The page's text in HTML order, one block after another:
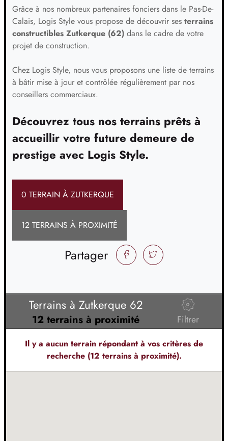
Grâce à nos nombreux partenaires fonciers dans le Pas-De-
Calais, Logis Style vous propose de découvrir ses terrains
constructibles Zutkerque (62) dans le cadre de votre
projet de construction.
Chez Logis Style, nous vous proposons une liste de terrains
à bâtir mise à jour et contrôlée régulièrement par nos
conseillers commerciaux.
Découvrez tous nos terrains prêts à
accueillir votre future demeure de
prestige avec Logis Style.
0 TERRAIN À ZUTKERQUE
12 TERRAINS À PROXIMITÉ
Partager FACEBOOKTWITTER
Terrains à Zutkerque 62
12 terrains à proximité Filtrer
Il y a aucun terrain répondant à vos critères de
recherche (12 terrains à proximité).